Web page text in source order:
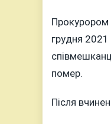
Прокурором
грудня 2021
помер.
Після